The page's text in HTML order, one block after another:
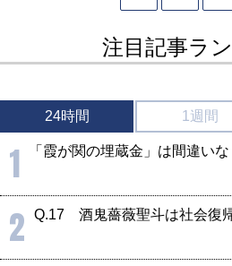
注目記事ラ
24時間 1週間
1 「霞が関の埋蔵金」は間違い
2 Q.17 酒鬼薔薇聖斗は社会復